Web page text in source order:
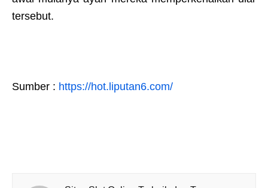
tersebut.
Sumber : https://hot.liputan6.com/